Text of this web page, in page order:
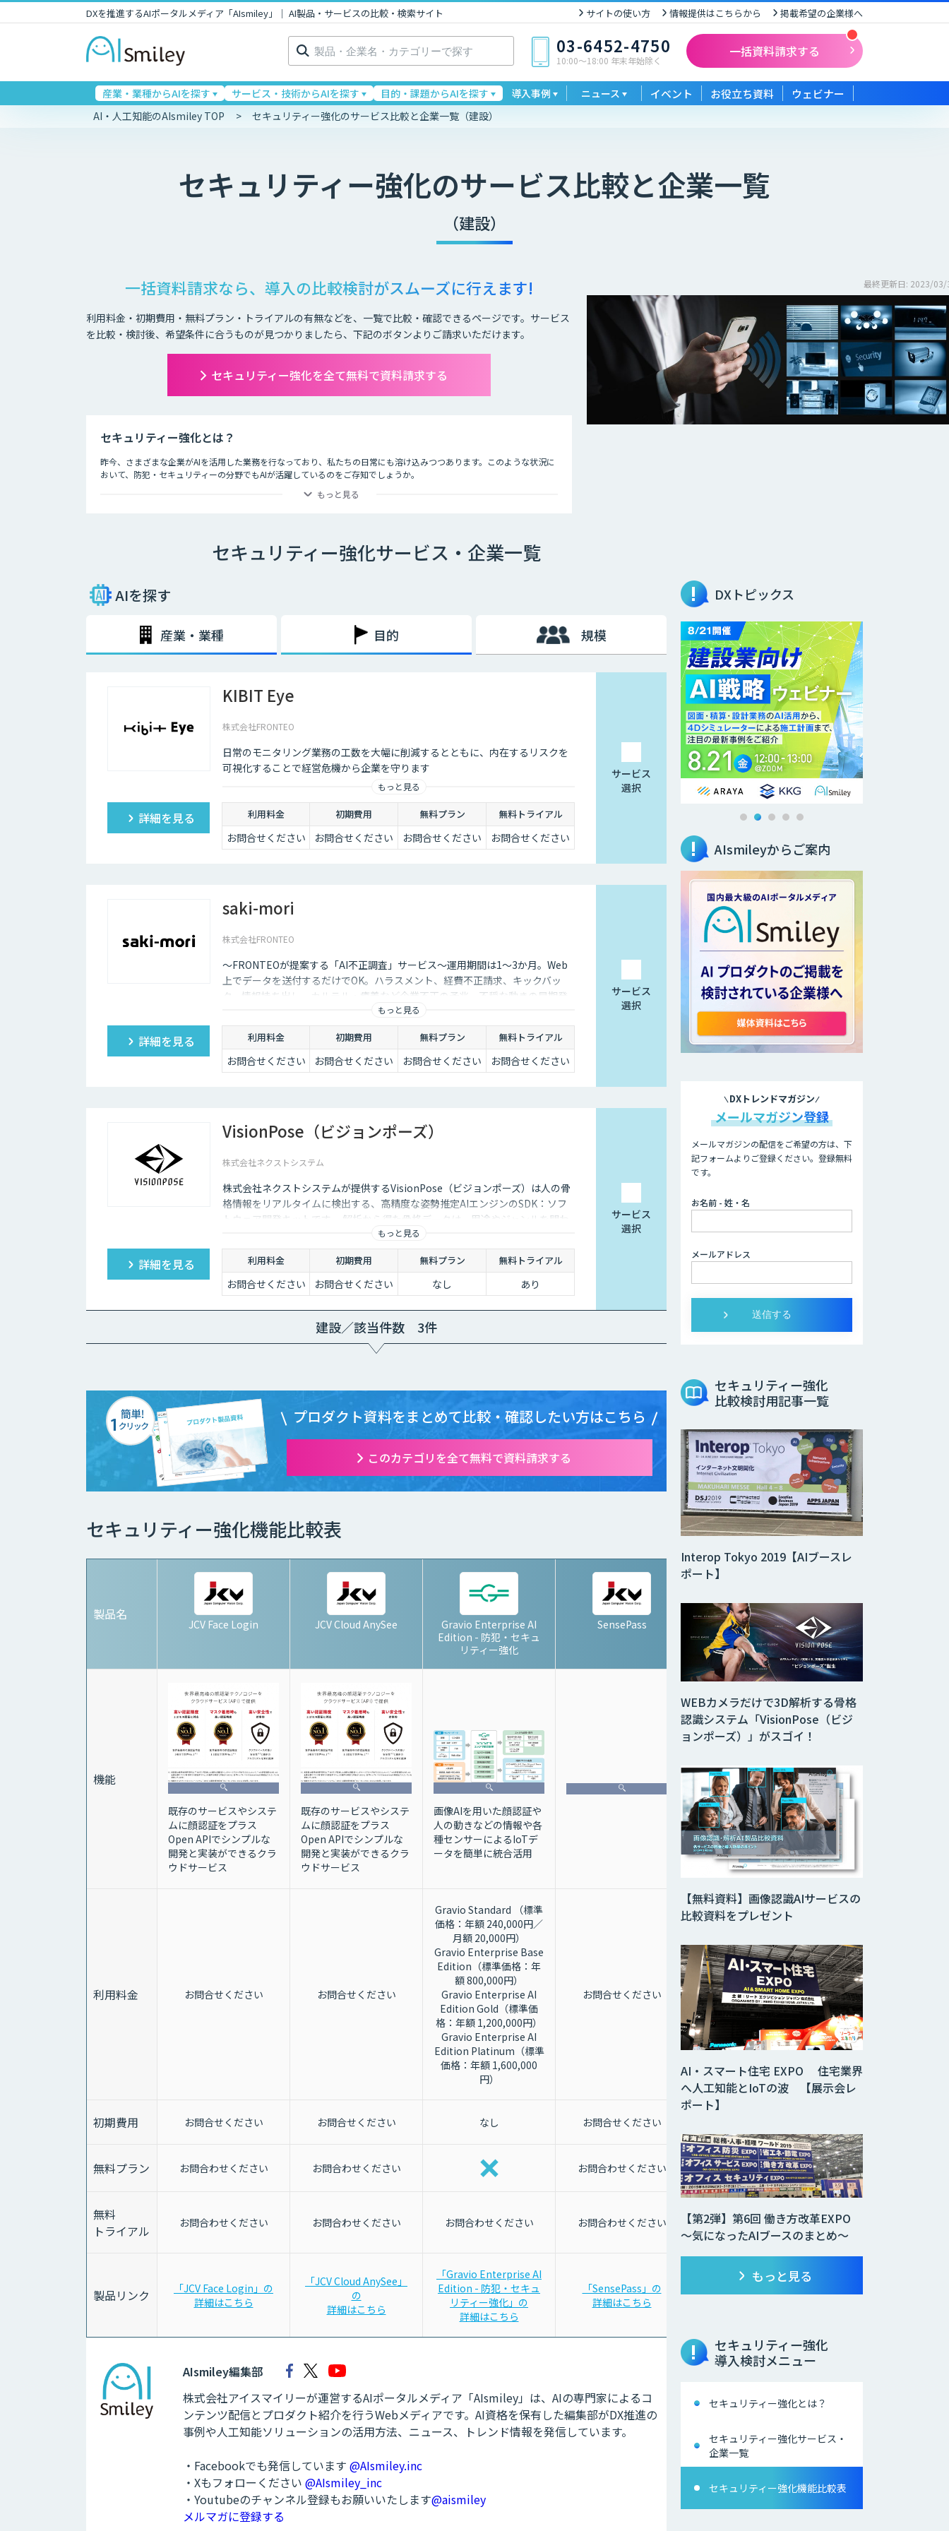
DXを推進するAIポータルメディア「AIsmiley」｜ AI製品・サービスの比較・検索サイト サイトの使い方 情報提供はこちらから 掲載希望の企業様へ
検
索: 03-6452-4750
10:00〜18:00 年末年始除く
一括資料請求する
産業・業種からAIを探す サービス・技術からAIを探す 目的・課題からAIを探す 導入事例 ニュース イベント お役立ち資料 ウェビナー
AI・人工知能のAIsmiley TOP セキュリティー強化のサービス比較と企業一覧（建設）
セキュリティー強化のサービス比較と企業一覧
（建設）
一括資料請求なら、導入の比較検討がスムーズに行えます!
利用料金・初期費用・無料プラン・トライアルの有無などを、一覧で比較・確認できるページです。サービス
を比較・検討後、希望条件に合うものが見つかりましたら、下記のボタンよりご請求いただけます。
セキュリティー強化を全て無料で資料請求する
最終更新日: 2023/03/
セキュリティー強化とは？
昨今、さまざまな企業がAIを活用した業務を行なっており、私たちの日常にも溶け込みつつあります。このような状況に
おいて、防犯・セキュリティーの分野でもAIが活躍しているのをご存知でしょうか。
ライブ会場に導入した顔認証システムでチケット転売を防止したり、AIでクレジットカードの不正使用を検知したりする
守る上でも、AIの導入は大きな価値をもたらしています。
もっと見る
セキュリティー強化サービス・企業一覧
AIを探す
産業・業種 目的 規模
KIBIT Eye
株式会社FRONTEO
日常のモニタリング業務の工数を大幅に削減するとともに、内在するリスクを
可視化することで経営危機から企業を守ります
もっと見る
詳細を見る 利用料金 初期費用 無料プラン 無料トライアル
お問合せください お問合せください お問合せください お問合せください
サービス
選択
saki-mori
株式会社FRONTEO
〜FRONTEOが提案する「AI不正調査」サービス〜運用期間は1～3か月。Web
上でデータを送付するだけでOK。ハラスメント、経費不正請求、キックバッ
ク、情報持ち出し、カルテル・癒着など企業不正の予兆、不穏な動きの早期発
もっと見る
詳細を見る 利用料金 初期費用 無料プラン 無料トライアル
お問合せください お問合せください お問合せください お問合せください
サービス
選択
VisionPose（ビジョンポーズ）
株式会社ネクストシステム
株式会社ネクストシステムが提供するVisionPose（ビジョンポーズ）は人の骨
格情報をリアルタイムに検出する、高精度な姿勢推定AIエンジンのSDK：ソフ
トウェア開発キットです。 解析から得た骨格データは、用途やジャンルを問わ
ず商用利用や研究・開発に利用できます。
もっと見る
詳細を見る 利用料金 初期費用 無料プラン 無料トライアル
お問合せください お問合せください なし あり
サービス
選択
建設／該当件数 3件
プロダクト資料をまとめて比較・確認したい方はこちら
このカテゴリを全て無料で資料請求する
セキュリティー強化機能比較表
製品名
JCV Face Login JCV Cloud AnySee
Gravio Enterprise AI
Edition - 防犯・セキュ
リティー強化
SensePass LINE eKYC
機能
既存のサービスやシステ
ムに顔認証をプラス
Open APIでシンプルな
開発と実装ができるクラ
ウドサービス
既存のサービスやシステ
ムに顔認証をプラス
Open APIでシンプルな
開発と実装ができるクラ
ウドサービス
画像AIを用いた顔認証や
人の動きなどの情報や各
種センサーによるIoTデ
ータを簡単に統合活用
LINEだからできる、スム
ーズで ストレスのないオ
ンライン本人確認
利用料金 お問合せください お問合せください
Gravio Standard （標準
価格：年額 240,000円／
月額 20,000円）
Gravio Enterprise Base
Edition（標準価格：年
額 800,000円）
Gravio Enterprise AI
Edition Gold（標準価
格：年額 1,200,000円）
Gravio Enterprise AI
Edition Platinum（標準
価格：年額 1,600,000
円）
お問合せください お問合せください
初期費用 お問合せください お問合せください なし お問合せください
無料プラン お問合わせください お問合わせください お問合わせください お問合わせください
無料
トライアル
お問合わせください お問合わせください お問合わせください お問合わせください お問合わせください
製品リンク
「JCV Face Login」の
詳細はこちら
「JCV Cloud AnySee」
の
詳細はこちら
「Gravio Enterprise AI
Edition - 防犯・セキュ
リティー強化」の
詳細はこちら
「SensePass」の
詳細はこちら
AIsmiley編集部
株式会社アイスマイリーが運営するAIポータルメディア「AIsmiley」は、AIの専門家によるコ
ンテンツ配信とプロダクト紹介を行うWebメディアです。AI資格を保有した編集部がDX推進の
事例や人工知能ソリューションの活用方法、ニュース、トレンド情報を発信しています。
・Facebookでも発信しています @AIsmiley.inc
・Xもフォローください @AIsmiley_inc
・Youtubeのチャンネル登録もお願いいたします@aismiley
メルマガに登録する
DXトピックス
AIsmileyからご案内
DXトレンドマガジン
メールマガジン登録
メールマガジンの配信をご希望の方は、下
記フォームよりご登録ください。登録無料
です。
お名前 - 姓・名
メールアドレス
セキュリティー強化
比較検討用記事一覧
【無料資料】画像認識AIサービスの
比較資料をプレゼント
【第2弾】第6回 働き方改革EXPO
～気になったAIブースのまとめ～
AI・スマート住宅 EXPO 住宅業界
へ人工知能とIoTの波 【展示会レ
ポート】
Interop Tokyo 2019【AIブースレ
ポート】
WEBカメラだけで3D解析する骨格
認識システム「VisionPose（ビジ
ョンポーズ）」がスゴイ！
もっと見る
セキュリティー強化
導入検討メニュー
セキュリティー強化とは？
セキュリティー強化サービス・
企業一覧
セキュリティー強化機能比較表